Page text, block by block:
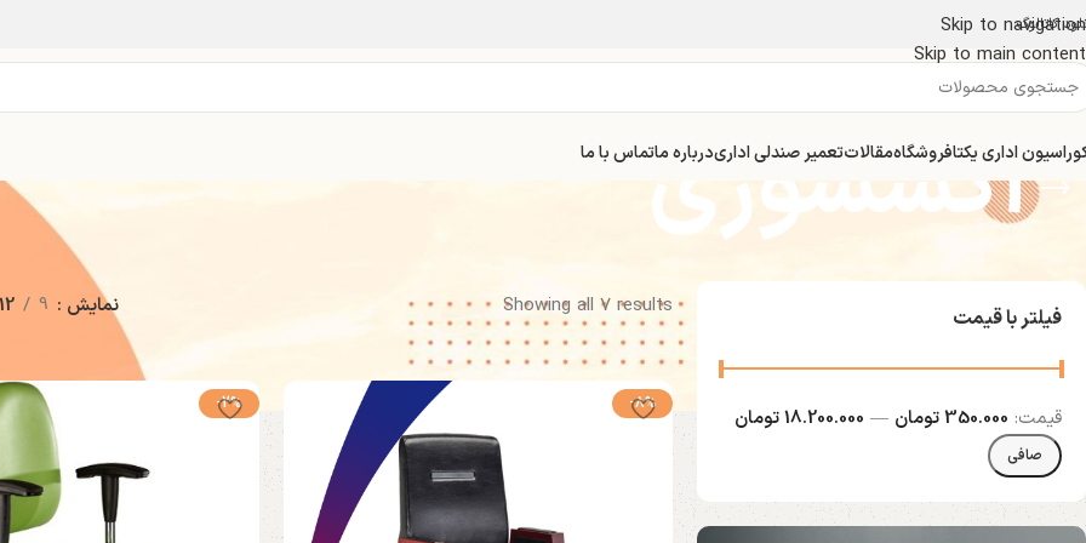
Skip to navigation
Skip to main content
کاتالوگ
اداری یکتافروشگاهمقالاتتعمیر صندلی اداریدرباره ماتماس با مااکسسوری
فیلتر با قیمت
صافی
قيمت: 350.000 تومان — 18.200.000 تومان
Showing all 7 results نمایش 9
12
-8%
-2%